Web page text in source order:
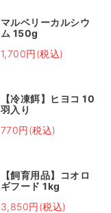
マルベリーカルシウ
ム 150g
1,700円(税込)
【冷凍餌】ヒヨコ 10
羽入り
770円(税込)
【飼育用品】コオロ
ギフード 1kg
3,850円(税込)